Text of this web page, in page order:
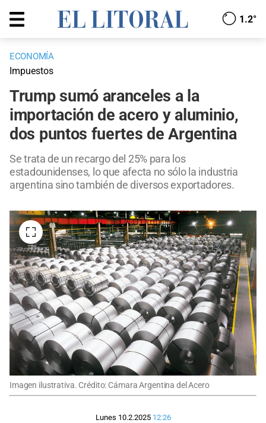
1.2°
ECONOMÍA
Impuestos
Trump sumó aranceles a la
importación de acero y aluminio,
dos puntos fuertes de Argentina
Se trata de un recargo del 25% para los
estadounidenses, lo que afecta no sólo la industria
argentina sino también de diversos exportadores.
Imagen ilustrativa. Crédito: Cámara Argentina del Acero
Lunes 10.2.2025 12:26